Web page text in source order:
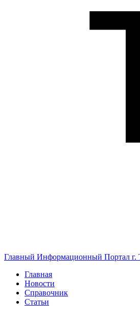
Главный Информационный Портал г.
Главная
Новости
Справочник
Статьи